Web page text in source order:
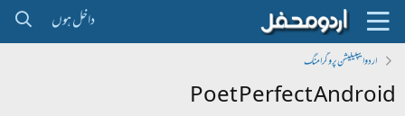
داخل ہوں
اردو ایپلیکیشن پروگرامنگ
Poet Perfect Android